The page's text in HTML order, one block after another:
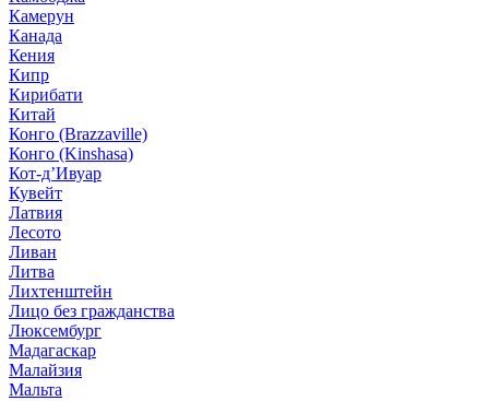
Камерун
Канада
Кения
Кипр
Кирибати
Китай
Конго (Brazzaville)
Конго (Kinshasa)
Кот-д’Ивуар
Кувейт
Латвия
Лесото
Ливан
Литва
Лихтенштейн
Лицо без гражданства
Люксембург
Мадагаскар
Малайзия
Мальта